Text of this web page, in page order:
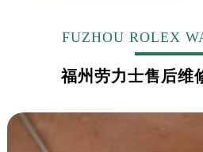
FUZHOU ROLEX
福州劳力士售后维